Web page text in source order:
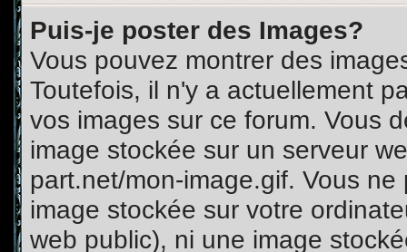
Puis-je poster des Images?
Vous pouvez montrer des
Toutefois, il n'y a actuellement
vos images sur ce forum. Vous
image stockée sur un serveur
part.net/mon-image.gif. Vous
image stockée sur votre
web public), ni une image